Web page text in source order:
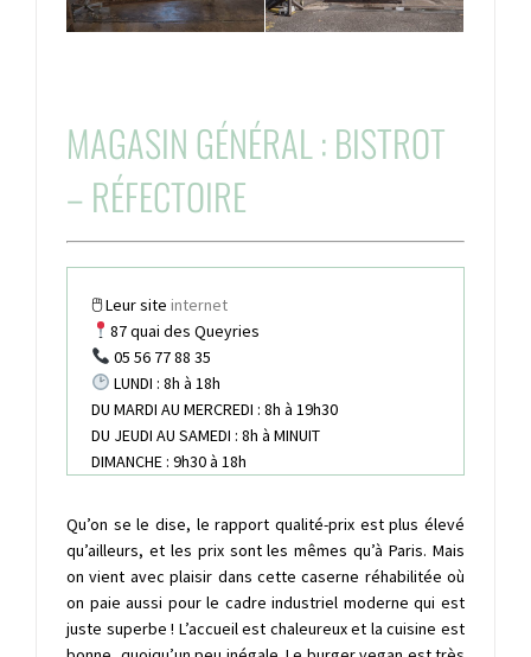
MAGASIN GÉNÉRAL : BISTROT
– RÉFECTOIRE
🖱 Leur site internet
87quai des Queyries
05 56 77 88 35
LUNDI : 8h à 18h
DU MARDI AU MERCREDI : 8h à 19h30
DU JEUDI AU SAMEDI : 8h à MINUIT
DIMANCHE : 9h30 à 18h
Qu’on se le dise, le rapport qualité-prix est plus élevé
qu’ailleurs, et les prix sont les mêmes qu’à Paris. Mais
on vient avec plaisir dans cette caserne réhabilitée où
on paie aussi pour le cadre industriel moderne qui est
juste superbe ! L’accueil est chaleureux et la cuisine est